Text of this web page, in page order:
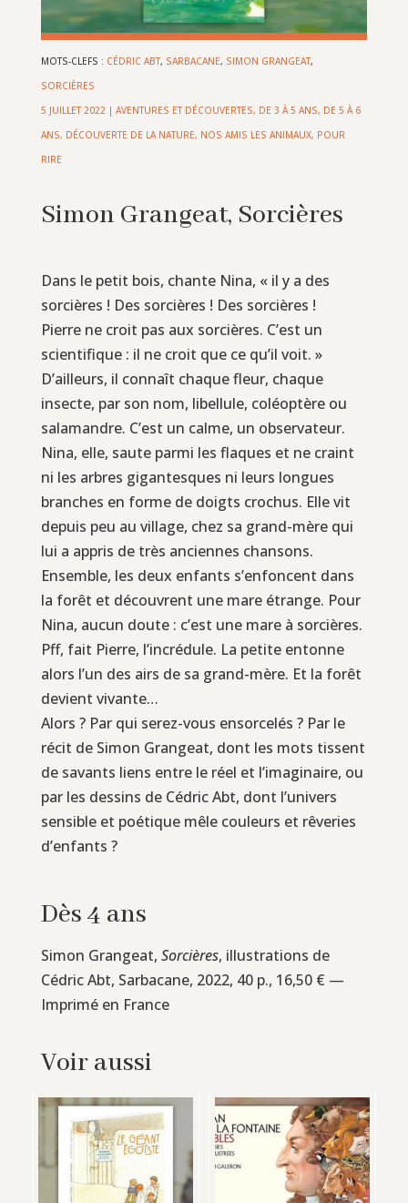
MOTS-CLEFS : CÉDRIC ABT, SARBACANE, SIMON GRANGEAT,
SORCIÈRES
5 JUILLET 2022 | AVENTURES ET DÉCOUVERTES, DE 3 À 5 ANS, DE 5 À 6
ANS, DÉCOUVERTE DE LA NATURE, NOS AMIS LES ANIMAUX, POUR
RIRE
Simon Grangeat, Sorcières
Dans le petit bois, chante Nina, « il y a des
sorcières ! Des sorcières ! Des sorcières !
Pierre ne croit pas aux sorcières. C’est un
scientifique : il ne croit que ce qu’il voit. »
D’ailleurs, il connaît chaque fleur, chaque
insecte, par son nom, libellule, coléoptère ou
salamandre. C’est un calme, un observateur.
Nina, elle, saute parmi les flaques et ne craint
ni les arbres gigantesques ni leurs longues
branches en forme de doigts crochus. Elle vit
depuis peu au village, chez sa grand-mère qui
lui a appris de très anciennes chansons.
Ensemble, les deux enfants s’enfoncent dans
la forêt et découvrent une mare étrange. Pour
Nina, aucun doute : c’est une mare à sorcières.
Pff, fait Pierre, l’incrédule. La petite entonne
alors l’un des airs de sa grand-mère. Et la forêt
devient vivante…
Alors ? Par qui serez-vous ensorcelés ? Par le
récit de Simon Grangeat, dont les mots tissent
de savants liens entre le réel et l’imaginaire, ou
par les dessins de Cédric Abt, dont l’univers
sensible et poétique mêle couleurs et rêveries
d’enfants ?
Dès 4 ans
Simon Grangeat, Sorcières, illustrations de
Cédric Abt, Sarbacane, 2022, 40 p., 16,50 € —
Imprimé en France
Voir aussi